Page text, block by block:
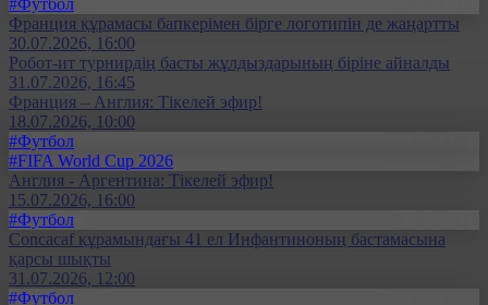
#Футбол
Франция құрамасы бапкерімен бірге логотипін де жаңартты
30.07.2026, 16:00
Робот-ит турнирдің басты жұлдыздарының біріне айналды
31.07.2026, 16:45
Франция – Англия: Тікелей эфир!
18.07.2026, 10:00
#Футбол
#FIFA World Cup 2026
Англия - Аргентина: Тікелей эфир!
15.07.2026, 16:00
#Футбол
Concacaf құрамындағы 41 ел Инфантиноның бастамасына
қарсы шықты
31.07.2026, 12:00
#Футбол